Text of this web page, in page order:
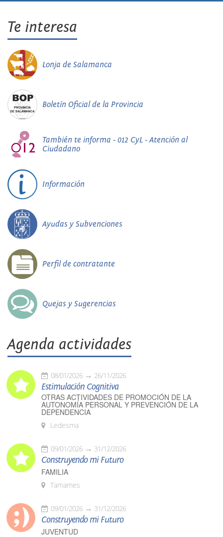
Te interesa
Lonja de Salamanca
Boletín Oficial de la Provincia
También te informa - 012 CyL - Atención al
Ciudadano
Información
Ayudas y Subvenciones
Perfil de contratante
Quejas y Sugerencias
Agenda actividades
08/01/2026 26/11/2026
Estimulación Cognitiva
OTRAS ACTIVIDADES DE PROMOCIÓN DE LA
AUTONOMÍA PERSONAL Y PREVENCIÓN DE LA
DEPENDENCIA
Ledesma
09/01/2026 31/12/2026
Construyendo mi Futuro
FAMILIA
Tamames
09/01/2026 31/12/2026
Construyendo mi Futuro
JUVENTUD